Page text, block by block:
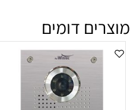
מוצרים דומים